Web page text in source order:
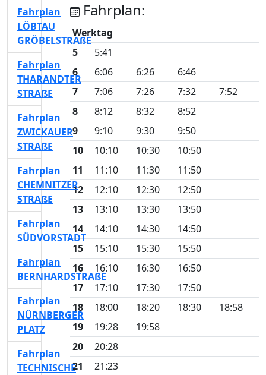
Fahrplan:
Werktag
5
5:41
6
6:06 6:26
6:46
7
7:06 7:26 7:32
7:52
8
8:12 8:32
8:52
9
9:10 9:30
9:50
10
10:10 10:30
10:50
11
11:10 11:30
11:50
12
12:10 12:30
12:50
13
13:10 13:30
13:50
14
14:10 14:30
14:50
15
15:10 15:30
15:50
16
16:10 16:30
16:50
17
17:10 17:30
17:50
18
18:00 18:20 18:30
18:58
19
19:28
19:58
20
20:28
21
21:23
Fahrplan
LÖBTAU
GRÖBELSTRAßE
Fahrplan
THARANDTER
STRAßE
Fahrplan
ZWICKAUER
STRAßE
Fahrplan
CHEMNITZER
STRAßE
Fahrplan
SÜDVORSTADT
Fahrplan
BERNHARDSTRAßE
Fahrplan
NÜRNBERGER
PLATZ
Fahrplan
TECHNISCHE